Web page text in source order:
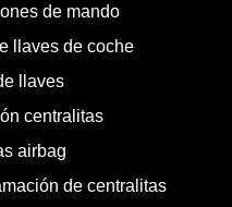
de mando
llaves de coche
llaves
centralitas
airbag
de centralitas